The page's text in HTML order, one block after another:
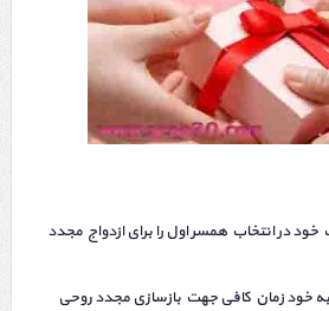
خود در انتخاب همسر اول را برای ازدواج مجدد
به خود زمان کافی جهت بازسازی مجدد روحی